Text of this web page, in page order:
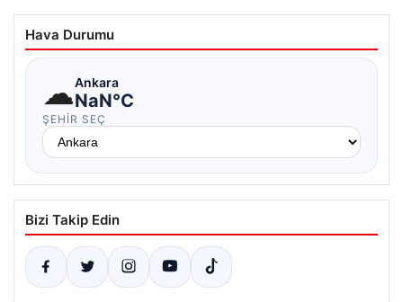
Hava Durumu
☁Ankara
NaN°C
ŞEHIR SEÇ
Bizi Takip Edin